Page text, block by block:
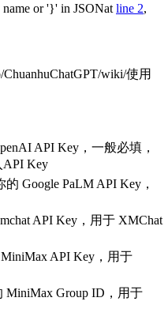
name or '}' in JSONat line 2,
ChuanhuChatGPT/wiki/使用
API Key，一般必填，
Key
的 Google PaLM API Key，
API Key，用于 XMChat
API Key，用于
MiniMax Group ID，用于